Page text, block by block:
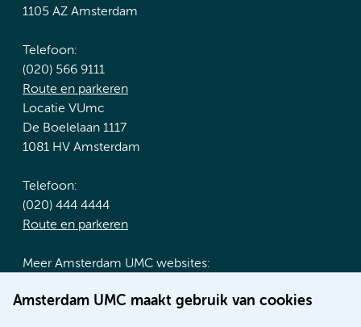
Amsterdam UMC maakt gebruik van cookies
1105 AZ Amsterdam
Telefoon:
(020) 566 9111
Route en parkeren
Locatie VUmc
De Boelelaan 1117
1081 HV Amsterdam
Telefoon:
(020) 444 4444
Route en parkeren
Meer Amsterdam UMC websites:
Werken bij Amsterdam UMC